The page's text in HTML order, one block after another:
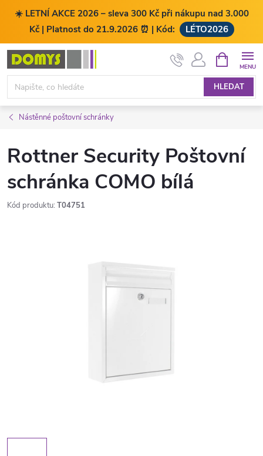
☀️ LETNÍ AKCE 2026 – sleva 300 Kč při nákupu nad 3.000
Kč | Platnost do 21.9.2026 ⏰ | Kód:
LÉTO2026
Přejít
obsah
HLEDAT
NÁKUPNÍ
KOŠÍK
Nástěnné poštovní schránky
Rottner Security Poštovní
schránka COMO bílá
Kód produktu: T04751